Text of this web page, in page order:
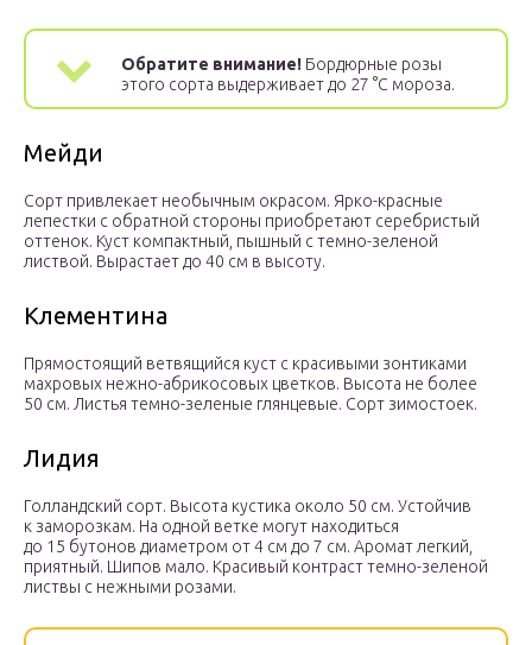
Обратите внимание! Бордюрные розы
этого сорта выдерживает до 27 °С мороза.
Мейди
Сорт привлекает необычным окрасом. Ярко-красные
лепестки с обратной стороны приобретают серебристый
оттенок. Куст компактный, пышный с темно-зеленой
листвой. Вырастает до 40 см в высоту.
Клементина
Прямостоящий ветвящийся куст с красивыми зонтиками
махровых нежно-абрикосовых цветков. Высота не более
50 см. Листья темно-зеленые глянцевые. Сорт зимостоек.
Лидия
Голландский сорт. Высота кустика около 50 см. Устойчив
к заморозкам. На одной ветке могут находиться
до 15 бутонов диаметром от 4 см до 7 см. Аромат легкий,
приятный. Шипов мало. Красивый контраст темно-зеленой
листвы с нежными розами.